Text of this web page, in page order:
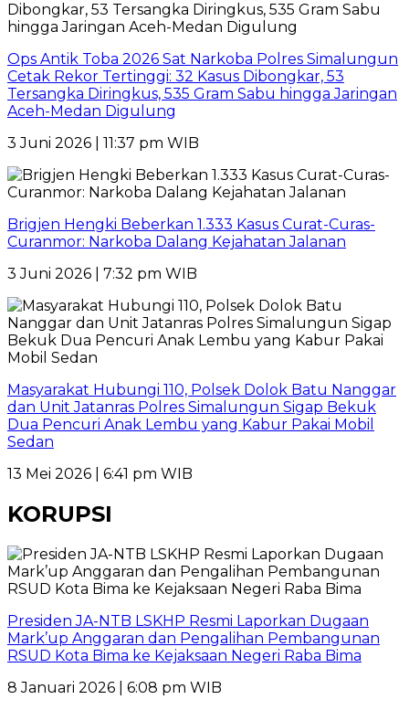
Ops Antik Toba 2026 Sat Narkoba Polres Simalungun
Cetak Rekor Tertinggi: 32 Kasus Dibongkar, 53
Tersangka Diringkus, 535 Gram Sabu hingga Jaringan
Aceh-Medan Digulung
3 Juni 2026 | 11:37 pm WIB
Brigjen Hengki Beberkan 1.333 Kasus Curat-Curas-
Curanmor: Narkoba Dalang Kejahatan Jalanan
3 Juni 2026 | 7:32 pm WIB
Masyarakat Hubungi 110, Polsek Dolok Batu Nanggar
dan Unit Jatanras Polres Simalungun Sigap Bekuk
Dua Pencuri Anak Lembu yang Kabur Pakai Mobil
Sedan
13 Mei 2026 | 6:41 pm WIB
KORUPSI
Presiden JA-NTB LSKHP Resmi Laporkan Dugaan
Mark’up Anggaran dan Pengalihan Pembangunan
RSUD Kota Bima ke Kejaksaan Negeri Raba Bima
8 Januari 2026 | 6:08 pm WIB